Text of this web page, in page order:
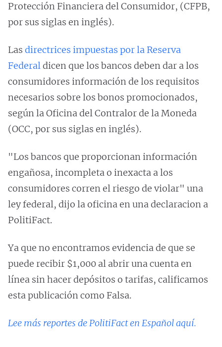
Protección Financiera del Consumidor, (CFPB,
por sus siglas en inglés).
Las directrices impuestas por la Reserva
Federaldicen que los bancos deben dar a los
consumidores información de los requisitos
necesarios sobre los bonos promocionados,
según la Oficina del Contralor de la Moneda
(OCC, por sus siglas en inglés).
"Los bancos que proporcionan información
engañosa, incompleta o inexacta a los
consumidores corren el riesgo de violar" una
ley federal, dijo la oficina en una declaracion a
PolitiFact.
Ya que no encontramos evidencia de que se
puede recibir $1,000 al abrir una cuenta en
línea sin hacer depósitos o tarifas, calificamos
esta publicación como Falsa.
Lee más reportes de PolitiFact en Español aquí.